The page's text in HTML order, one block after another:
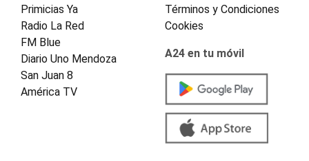
Primicias Ya
Radio La Red
FM Blue
Diario Uno Mendoza
San Juan 8
América TV
Términos y Condiciones
Cookies
A24 en tu móvil